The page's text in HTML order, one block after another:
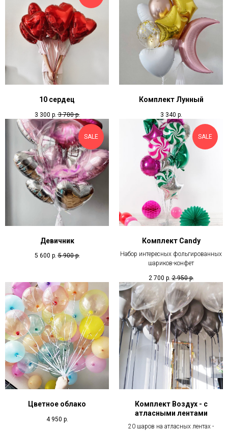
10 сердец
3 300 р. 3 700 р.
Комплект Лунный
3 340 р.
SALE
Девичник
5 600 р. 5 900 р.
SALE
Комплект Candy
Набор интересных фольгированных
шариков-конфет
2 700 р. 2 950 р.
Цветное облако
4 950 р.
Комплект Воздух - с
атласными лентами
20 шаров на атласных лентах -